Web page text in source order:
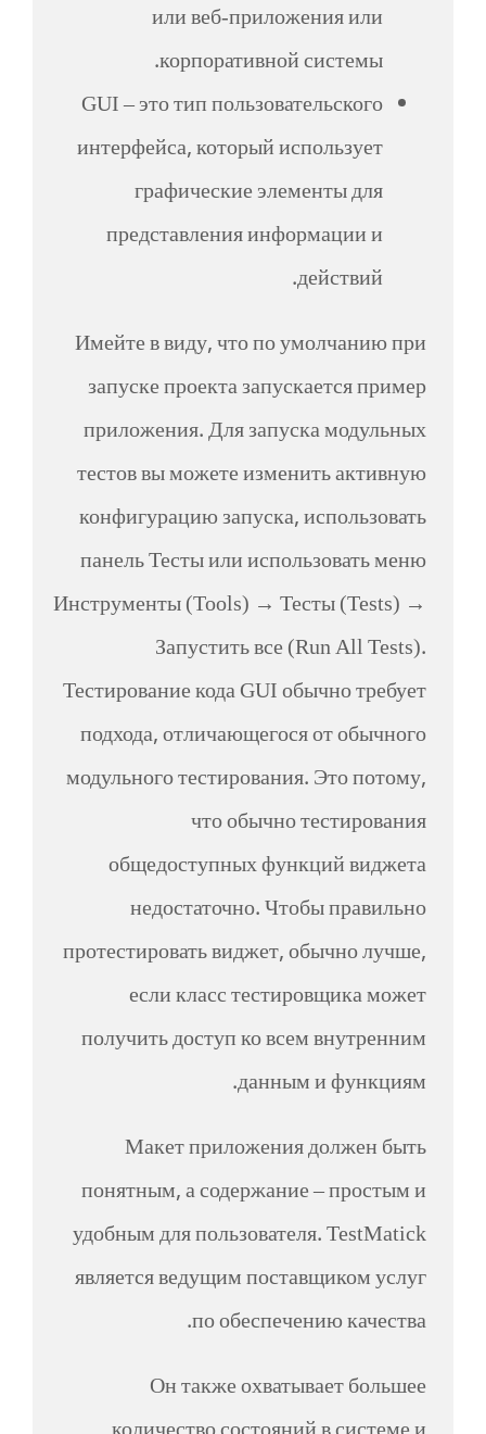
или веб-приложения или
корпоративной системы.
GUI – это тип пользовательского
интерфейса, который использует
графические элементы для
представления информации и
действий.
Имейте в виду, что по умолчанию при
запуске проекта запускается пример
приложения. Для запуска модульных
тестов вы можете изменить активную
конфигурацию запуска, использовать
панель Тесты или использовать меню
Инструменты (Tools) → Тесты (Tests) →
Запустить все (Run All Tests).
Тестирование кода GUI обычно требует
подхода, отличающегося от обычного
модульного тестирования. Это потому,
что обычно тестирования
общедоступных функций виджета
недостаточно. Чтобы правильно
протестировать виджет, обычно лучше,
если класс тестировщика может
получить доступ ко всем внутренним
данным и функциям.
Макет приложения должен быть
понятным, а содержание – простым и
удобным для пользователя. TestMatick
является ведущим поставщиком услуг
по обеспечению качества.
Он также охватывает большее